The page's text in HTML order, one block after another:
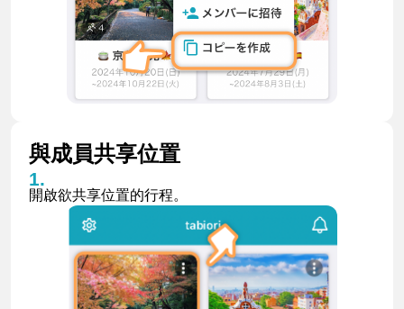
與成員共享位置
開啟欲共享位置的行程。